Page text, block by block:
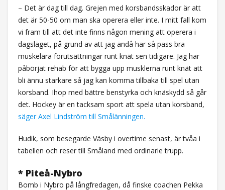
– Det är dag till dag. Grejen med korsbandsskador är att
det är 50-50 om man ska operera eller inte. I mitt fall kom
vi fram till att det inte finns någon mening att operera i
dagsläget, på grund av att jag ändå har så pass bra
muskelära förutsättningar runt knät sen tidigare. Jag har
påbörjat rehab för att bygga upp musklerna runt knät att
bli ännu starkare så jag kan komma tillbaka till spel utan
korsband. Ihop med bättre benstyrka och knäskydd så går
det. Hockey är en tacksam sport att spela utan korsband,
säger Axel Lindström till Smålänningen.
Hudik, som besegarde Väsby i overtime senast, är tvåa i
tabellen och reser till Småland med ordinarie trupp.
* Piteå-Nybro
Bomb i Nybro på långfredagen, då finske coachen Pekka